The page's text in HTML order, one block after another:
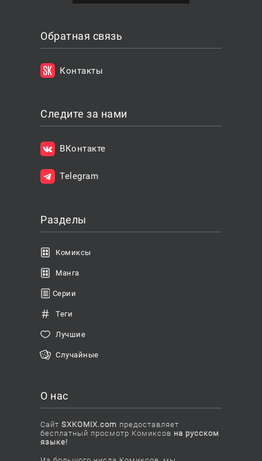
Обратная связь
Контакты
Следите за нами
ВКонтакте
Telegram
Разделы
Комиксы
Манга
Серии
Теги
Лучшие
Случайные
О нас
Сайт SXKOMIX.com предоставляет
бесплатный просмотр Комиксов на русском
языке!